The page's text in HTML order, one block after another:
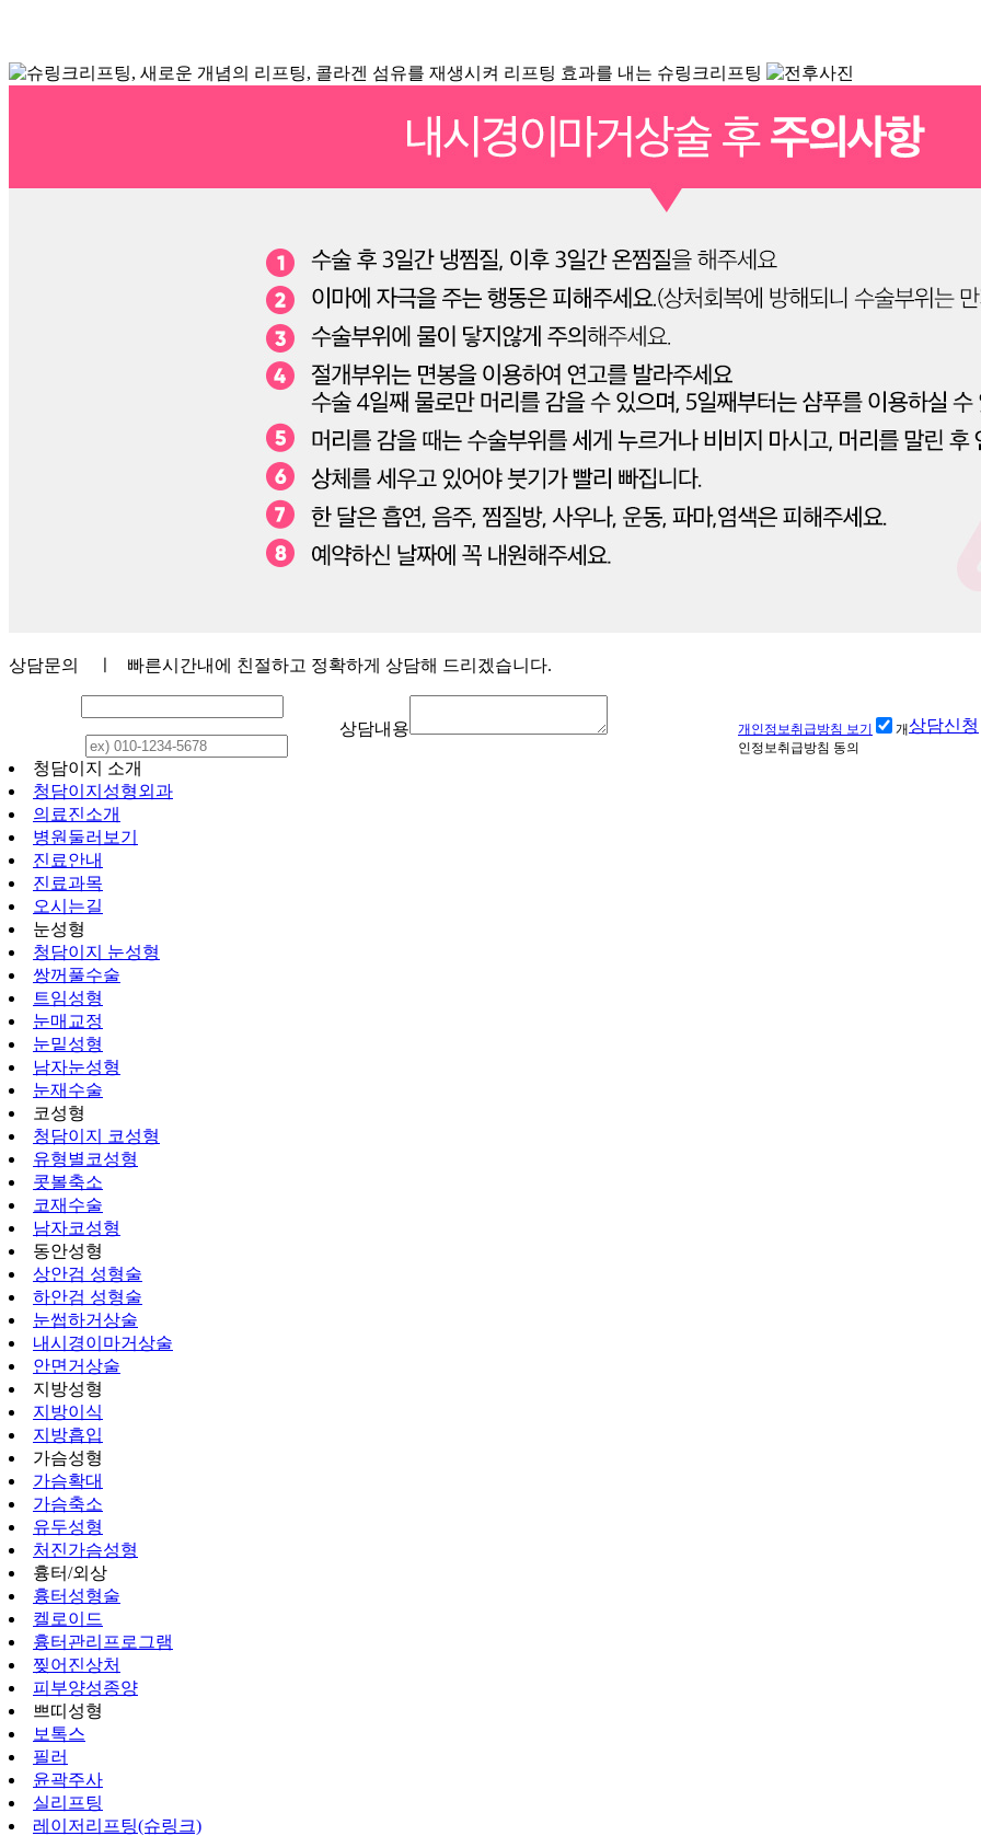
상담문의 ㅣ 빠른시간내에 친절하고 정확하게 상담해 드리겠습니다.
상담내용 개인정보취급방침 보기
개
인정보취급방침 동의
상담신청
청담이지 소개
청담이지성형외과
의료진소개
병원둘러보기
진료안내
진료과목
오시는길
눈성형
청담이지 눈성형
쌍꺼풀수술
트임성형
눈매교정
눈밑성형
남자눈성형
눈재수술
코성형
청담이지 코성형
유형별코성형
콧볼축소
코재수술
남자코성형
동안성형
상안검 성형술
하안검 성형술
눈썹하거상술
내시경이마거상술
안면거상술
지방성형
지방이식
지방흡입
가슴성형
가슴확대
가슴축소
유두성형
처진가슴성형
흉터/외상
흉터성형술
켈로이드
흉터관리프로그램
찢어진상처
피부양성종양
쁘띠성형
보톡스
필러
윤곽주사
실리프팅
레이저리프팅(슈링크)